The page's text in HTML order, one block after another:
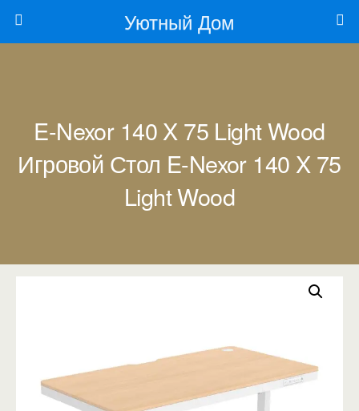
Уютный Дом
E-Nexor 140 X 75 Light Wood
Игровой Стол E-Nexor 140 X 75
Light Wood